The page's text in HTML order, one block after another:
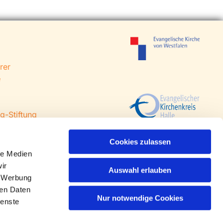
Medien
Daten
Cookies zulassen
Auswahl erlauben
Nur notwendige Cookies
Stiftung